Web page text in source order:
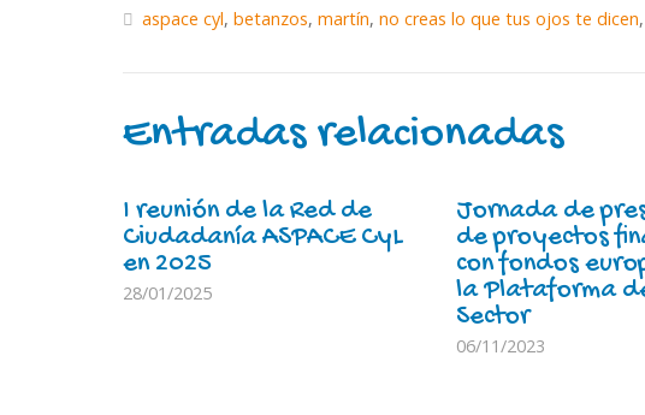
aspace cyl,betanzos,martín,no creas lo que tus ojos te dicen
Entradas relacionadas
I reunión de la Red de
Ciudadanía ASPACE CyL
en 2025
28/01/2025
Jornada de
de proyectos
con fondos
la Plataforma
Sector
06/11/2023